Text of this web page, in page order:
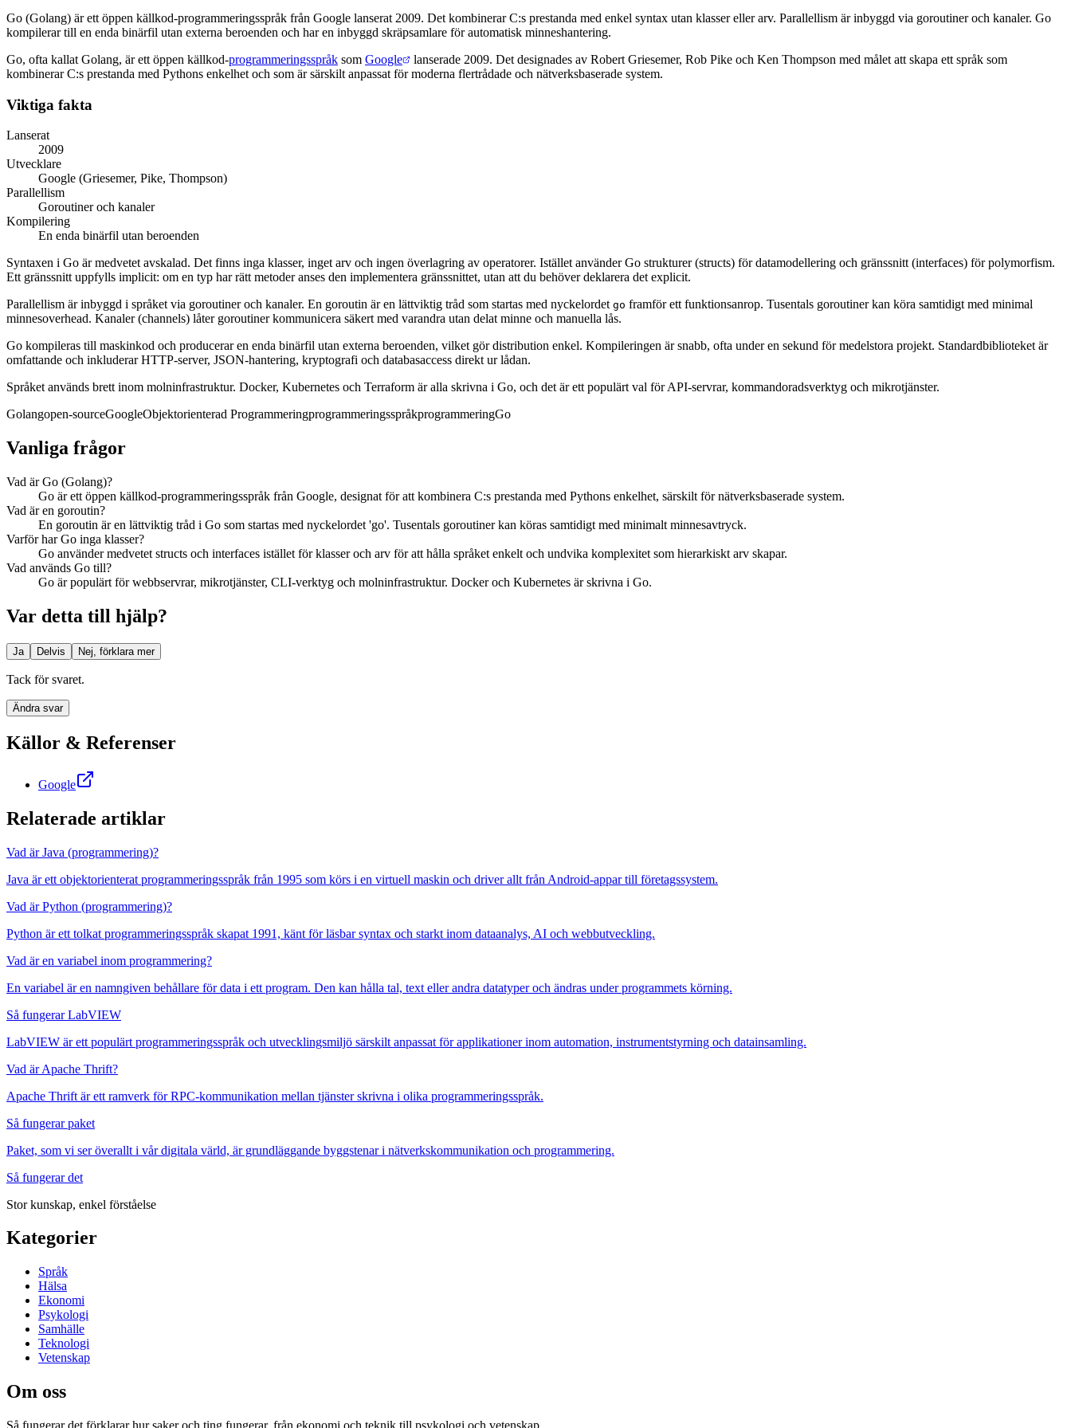
Kort svar
Go (Golang) är ett öppen källkod-programmeringsspråk från Google lanserat 2009. Det kombinerar C:s prestanda med enkel syntax utan klasser eller arv. Parallellism är inbyggd via goroutiner och kanaler. Go
kompilerar till en enda binärfil utan externa beroenden och har en inbyggd skräpsamlare för automatisk minneshantering.
Go, ofta kallat Golang, är ett öppen källkod-programmeringsspråk som Google
lanserade 2009. Det designades av Robert Griesemer, Rob Pike och Ken Thompson med målet att skapa ett språk som
kombinerar C:s prestanda med Pythons enkelhet och som är särskilt anpassat för moderna flertrådade och nätverksbaserade system.
Viktiga fakta
Lanserat
2009
Utvecklare
Google (Griesemer, Pike, Thompson)
Parallellism
Goroutiner och kanaler
Kompilering
En enda binärfil utan beroenden
Syntaxen i Go är medvetet avskalad. Det finns inga klasser, inget arv och ingen överlagring av operatorer. Istället använder Go strukturer (structs) för datamodellering och gränssnitt (interfaces) för polymorfism.
Ett gränssnitt uppfylls implicit: om en typ har rätt metoder anses den implementera gränssnittet, utan att du behöver deklarera det explicit.
Parallellism är inbyggd i språket via goroutiner och kanaler. En goroutin är en lättviktig tråd som startas med nyckelordet go framför ett funktionsanrop. Tusentals goroutiner kan köra samtidigt med minimal
minnesoverhead. Kanaler (channels) låter goroutiner kommunicera säkert med varandra utan delat minne och manuella lås.
Go kompileras till maskinkod och producerar en enda binärfil utan externa beroenden, vilket gör distribution enkel. Kompileringen är snabb, ofta under en sekund för medelstora projekt. Standardbiblioteket är
omfattande och inkluderar HTTP-server, JSON-hantering, kryptografi och databasaccess direkt ur lådan.
Språket används brett inom molninfrastruktur. Docker, Kubernetes och Terraform är alla skrivna i Go, och det är ett populärt val för API-servrar, kommandoradsverktyg och mikrotjänster.
Golangopen-sourceGoogleObjektorienterad ProgrammeringprogrammeringsspråkprogrammeringGo
Vanliga frågor
Vad är Go (Golang)?
Go är ett öppen källkod-programmeringsspråk från Google, designat för att kombinera C:s prestanda med Pythons enkelhet, särskilt för nätverksbaserade system.
Vad är en goroutin?
En goroutin är en lättviktig tråd i Go som startas med nyckelordet 'go'. Tusentals goroutiner kan köras samtidigt med minimalt minnesavtryck.
Varför har Go inga klasser?
Go använder medvetet structs och interfaces istället för klasser och arv för att hålla språket enkelt och undvika komplexitet som hierarkiskt arv skapar.
Vad används Go till?
Go är populärt för webbservrar, mikrotjänster, CLI-verktyg och molninfrastruktur. Docker och Kubernetes är skrivna i Go.
Var detta till hjälp?
Ja Delvis Nej, förklara mer
Tack för svaret.
Ändra svar
Källor & Referenser
Google
Relaterade artiklar
Vad är Java (programmering)?
Java är ett objektorienterat programmeringsspråk från 1995 som körs i en virtuell maskin och driver allt från Android-appar till företagssystem.
Vad är Python (programmering)?
Python är ett tolkat programmeringsspråk skapat 1991, känt för läsbar syntax och starkt inom dataanalys, AI och webbutveckling.
Vad är en variabel inom programmering?
En variabel är en namngiven behållare för data i ett program. Den kan hålla tal, text eller andra datatyper och ändras under programmets körning.
Så fungerar LabVIEW
LabVIEW är ett populärt programmeringsspråk och utvecklingsmiljö särskilt anpassat för applikationer inom automation, instrumentstyrning och datainsamling.
Vad är Apache Thrift?
Apache Thrift är ett ramverk för RPC-kommunikation mellan tjänster skrivna i olika programmeringsspråk.
Så fungerar paket
Paket, som vi ser överallt i vår digitala värld, är grundläggande byggstenar i nätverkskommunikation och programmering.
Så fungerar det
Stor kunskap, enkel förståelse
Kategorier
Språk
Hälsa
Ekonomi
Psykologi
Samhälle
Teknologi
Vetenskap
Om oss